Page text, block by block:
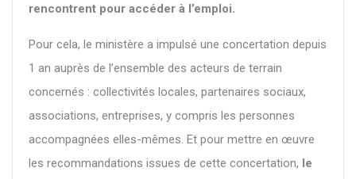
rencontrent pour accéder à l’emploi.
Pour cela, le ministère a impulsé une concertation depuis
1 an auprès de l’ensemble des acteurs de terrain
concernés : collectivités locales, partenaires sociaux,
associations, entreprises, y compris les personnes
accompagnées elles-mêmes. Et pour mettre en œuvre
les recommandations issues de cette concertation, le